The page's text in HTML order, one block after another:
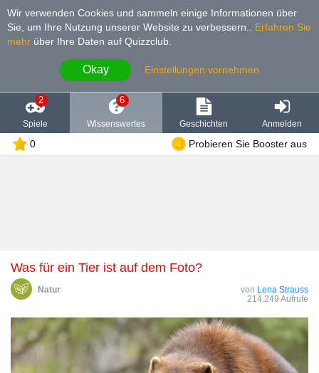
Wir verwenden Cookies und sammeln einige Informationen über
Sie, um Ihre Nutzung unserer Website zu verbessern.
Erfahren Sie
mehr über Ihre Daten auf Quizzclub.
Okay Einstellungen vornehmen
2
Spiele
6
Wissenswertes Geschichten Anmelden
0 Probieren Sie Booster aus
Was für ein Tier ist auf dem Foto?
Natur von Lena Strauss
214.249 Aufrufe